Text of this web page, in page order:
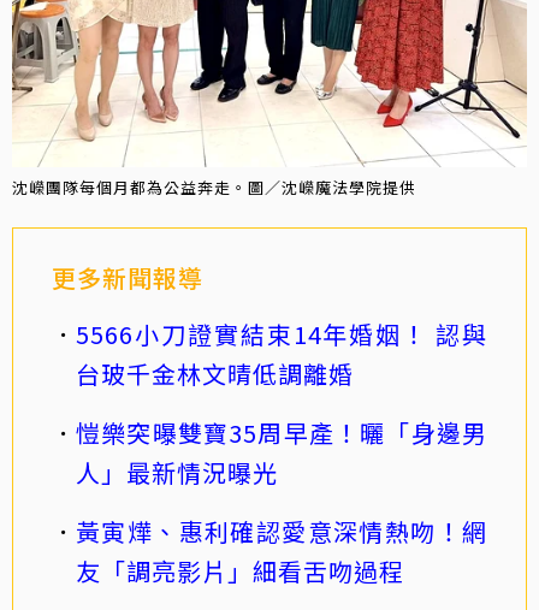
沈嶸團隊每個月都為公益奔走。圖／沈嶸魔法學院提供
更多新聞報導
5566小刀證實結束14年婚姻！ 認與
台玻千金林文晴低調離婚
愷樂突曝雙寶35周早產！曬「身邊男
人」最新情況曝光
黃寅燁、惠利確認愛意深情熱吻！網
友「調亮影片」細看舌吻過程